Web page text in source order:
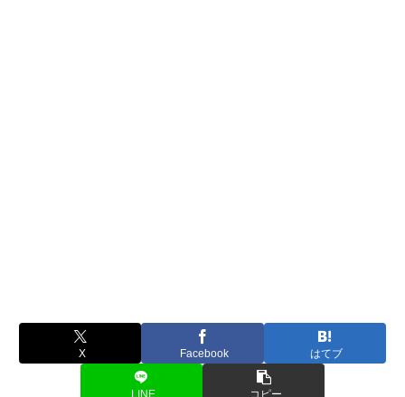
X Facebook はてブ
LINE コピー